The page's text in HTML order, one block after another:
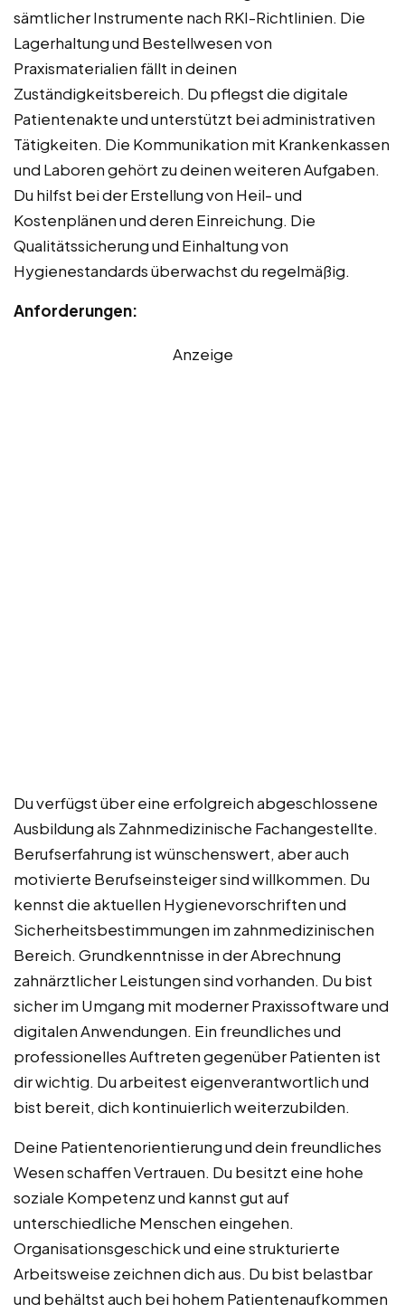
sämtlicher Instrumente nach RKI-Richtlinien. Die
Lagerhaltung und Bestellwesen von
Praxismaterialien fällt in deinen
Zuständigkeitsbereich. Du pflegst die digitale
Patientenakte und unterstützt bei administrativen
Tätigkeiten. Die Kommunikation mit Krankenkassen
und Laboren gehört zu deinen weiteren Aufgaben.
Du hilfst bei der Erstellung von Heil- und
Kostenplänen und deren Einreichung. Die
Qualitätssicherung und Einhaltung von
Hygienestandards überwachst du regelmäßig.
Anforderungen:
Anzeige
Du verfügst über eine erfolgreich abgeschlossene
Ausbildung als Zahnmedizinische Fachangestellte.
Berufserfahrung ist wünschenswert, aber auch
motivierte Berufseinsteiger sind willkommen. Du
kennst die aktuellen Hygienevorschriften und
Sicherheitsbestimmungen im zahnmedizinischen
Bereich. Grundkenntnisse in der Abrechnung
zahnärztlicher Leistungen sind vorhanden. Du bist
sicher im Umgang mit moderner Praxissoftware und
digitalen Anwendungen. Ein freundliches und
professionelles Auftreten gegenüber Patienten ist
dir wichtig. Du arbeitest eigenverantwortlich und
bist bereit, dich kontinuierlich weiterzubilden.
Deine Patientenorientierung und dein freundliches
Wesen schaffen Vertrauen. Du besitzt eine hohe
soziale Kompetenz und kannst gut auf
unterschiedliche Menschen eingehen.
Organisationsgeschick und eine strukturierte
Arbeitsweise zeichnen dich aus. Du bist belastbar
und behältst auch bei hohem Patientenaufkommen